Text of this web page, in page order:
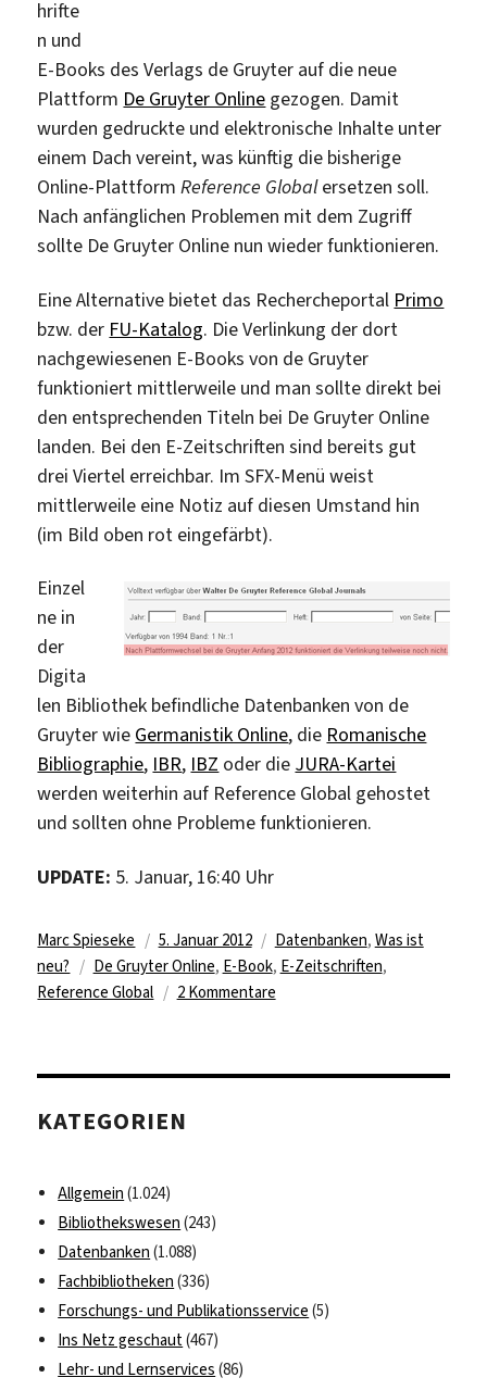
hrifte
n und
E-Books des Verlags de Gruyter auf die neue
Plattform De Gruyter Online gezogen. Damit
wurden gedruckte und elektronische Inhalte unter
einem Dach vereint, was künftig die bisherige
Online-PlattformReference Globalersetzen soll.
Nach anfänglichen Problemen mit dem Zugriff
sollte De Gruyter Online nun wieder funktionieren.
Eine Alternative bietet das Rechercheportal Primo
bzw. der FU-Katalog. Die Verlinkung der dort
nachgewiesenen E-Books von de Gruyter
funktioniert mittlerweile und man sollte direkt bei
den entsprechenden Titeln bei De Gruyter Online
landen. Bei den E-Zeitschriften sind bereits gut
drei Viertel erreichbar. Im SFX-Menü weist
mittlerweile eine Notiz auf diesen Umstand hin
(im Bild oben rot eingefärbt).
Einzel
ne in
der
Digita
len Bibliothek befindliche Datenbanken von de
Gruyter wie Germanistik Online, die Romanische
Bibliographie, IBR, IBZ oder die JURA-Kartei
werden weiterhin auf Reference Global gehostet
und sollten ohne Probleme funktionieren.
UPDATE: 5. Januar, 16:40 Uhr
Autor
Marc Spieseke
Veröffentlicht
am
5. Januar 2012 Kategorien
Datenbanken, Was ist
neu?
Schlagwörter
De Gruyter Online, E-Book, E-Zeitschriften,
Reference Global
2 Kommentarezu
de
KATEGORIEN
Allgemein (1.024)
Bibliothekswesen (243)
Datenbanken (1.088)
Fachbibliotheken (336)
Forschungs- und Publikationsservice (5)
Ins Netz geschaut(467)
Lehr- und Lernservices (86)